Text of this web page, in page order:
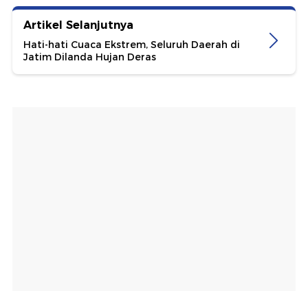
Artikel Selanjutnya
Hati-hati Cuaca Ekstrem, Seluruh Daerah di
Jatim Dilanda Hujan Deras